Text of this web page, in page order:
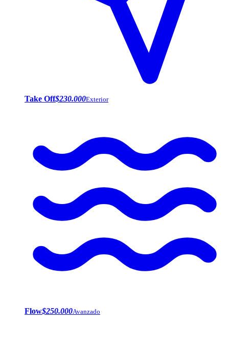
Take Off$230.000Exterior
Flow$250.000Avanzado